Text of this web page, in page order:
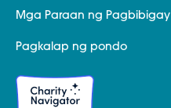
Mga Paraan ng Pagbibigay
Pagkalap ng pondo